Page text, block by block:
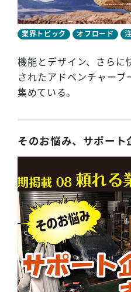
業界トピック オフロード
機能とデザイン、さらに
されたアドベンチャーブ
集めている。